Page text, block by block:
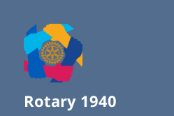
Rotary 1940